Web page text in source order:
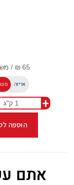
ל
אריזה
+
הוספה
אתם